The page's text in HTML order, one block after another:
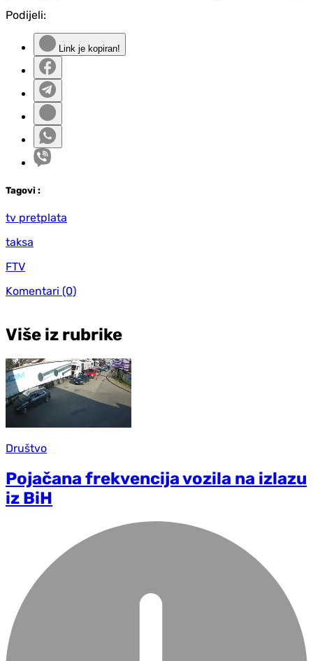
Podijeli:
Link je kopiran!
Tagovi :
tv pretplata
taksa
FTV
Komentari (0)
Više iz rubrike
Društvo
Pojačana frekvencija vozila na izlazu
iz BiH